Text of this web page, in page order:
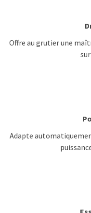
Offre au grutier une
Adapte